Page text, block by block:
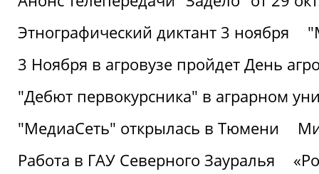
Этнографический диктант 3 ноября
3 Ноября в агровузе пройдет День
"Дебют первокурсника" в аграрном
"МедиаСеть" открылась в Тюмени
Работа в ГАУ Северного Зауралья